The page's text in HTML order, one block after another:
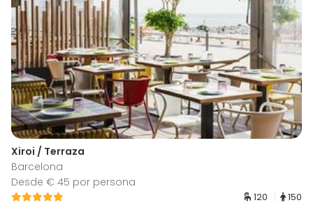
Xiroi / Terraza
Barcelona
Desde € 45 por persona
120 150